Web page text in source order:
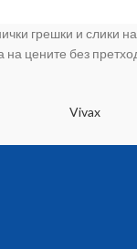
грешки и слики
цените без
Vivax